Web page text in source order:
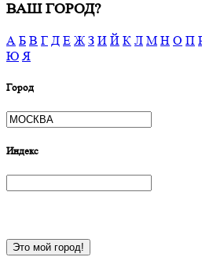
ВАШ ГОРОД?
А Б В Г Д Е Ж З И Й К Л М Н О П
Ю Я
Город
Индекс
Это мой город!